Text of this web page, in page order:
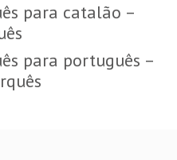
para catalão –
para português –